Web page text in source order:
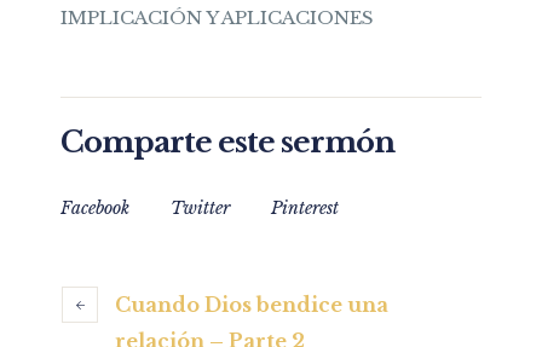
IMPLICACIÓN Y APLICACIONES
Comparte este sermón
Facebook Twitter Pinterest
Cuando Dios bendice una
relación – Parte 2